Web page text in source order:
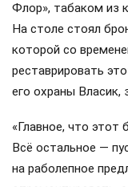
Флор», табаком из
На столе стоял
которой со
реставрировать
его охраны Власик,
«Главное, что этот
Всё остальное —
на раболепное